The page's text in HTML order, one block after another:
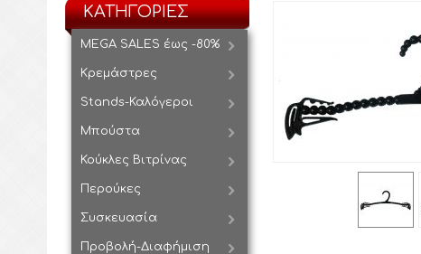
ΚΑΤΗΓΟΡΙΕΣ
MEGA SALES έως -80%
Κρεμάστρες
Stands-Καλόγεροι
Μπούστα
Κούκλες Βιτρίνας
Περούκες
Συσκευασία
Προβολή-Διαφήμιση